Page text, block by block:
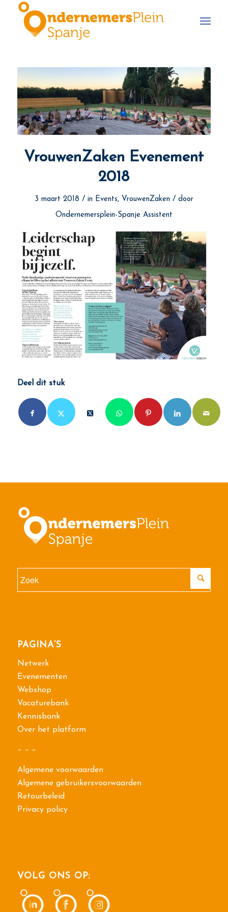
VrouwenZaken Evenement
2018
3 maart 2018 / in Events, VrouwenZaken / door
Ondernemersplein-Spanje Assistent
Deel dit stuk
PAGINA’S
Netwerk
Evenementen
Webshop
Vacaturebank
Kennisbank
Over het platform
– – –
Algemene voorwaarden
Algemene gebruikersvoorwaarden
Retourbeleid
Privacy policy
VOLG ONS OP: